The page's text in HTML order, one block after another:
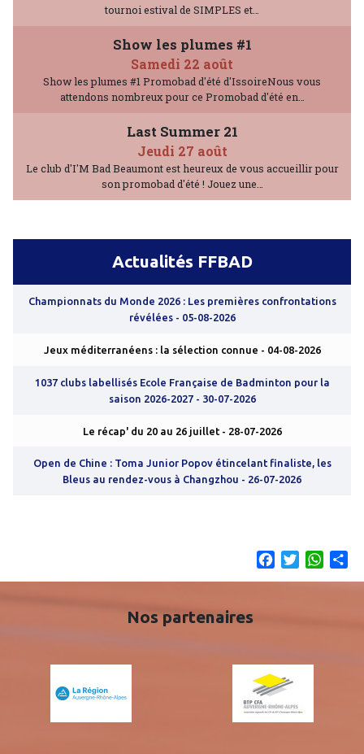
tournoi estival de SIMPLES et…
Show les plumes #1
Samedi 22 août
Show les plumes #1 Promobad d'été d'IssoireNous vous
attendons nombreux pour ce Promobad d'été en…
Last Summer 21
Jeudi 27 août
Le club d'I'M Bad Beaumont est heureux de vous accueillir pour
son promobad d'été ! Jouez une…
Actualités FFBAD
Championnats du Monde 2026 : Les premières confrontations
révélées - 05-08-2026
Jeux méditerranéens : la sélection connue - 04-08-2026
1037 clubs labellisés Ecole Française de Badminton pour la
saison 2026-2027 - 30-07-2026
Le récap' du 20 au 26 juillet - 28-07-2026
Open de Chine : Toma Junior Popov étincelant finaliste, les
Bleus au rendez-vous à Changzhou - 26-07-2026
Facebook
Twitter
Nos partenaires